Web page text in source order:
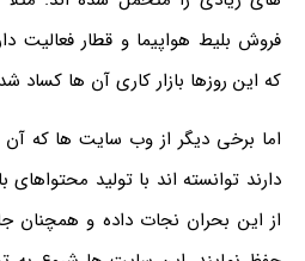
فروش بلیط هواپیما و قطار فعالیت
که این روزها بازار کاری آن ها کساد
اما برخی دیگر از وب سایت ها که آن
دارند توانسته اند با تولید
از این بحران نجات داده و همچنان